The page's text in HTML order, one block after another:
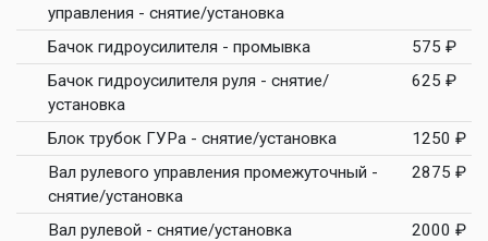
управления - снятие/установка
Бачок гидроусилителя - промывка
575 ₽
Бачок гидроусилителя руля - снятие/
установка
625 ₽
Блок трубок ГУРа - снятие/установка
1250 ₽
Вал рулевого управления промежуточный -
снятие/установка
2875 ₽
Вал рулевой - снятие/установка
2000 ₽